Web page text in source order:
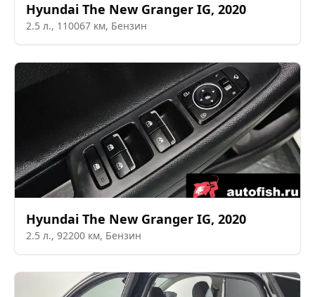
Hyundai The New Granger IG, 2020
2.5 л., 110067 км, Бензин
Hyundai The New Granger IG, 2020
2.5 л., 92200 км, Бензин